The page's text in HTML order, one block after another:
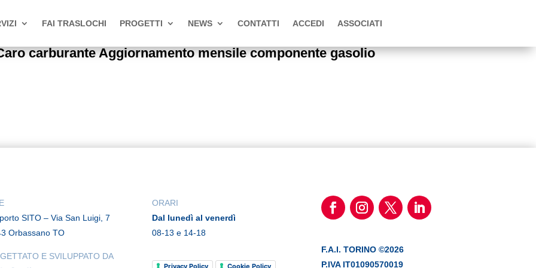
FAI TRASLOCHI PROGETTI NEWS CONTATTI ACCEDI ASSOCIATI
carburante Aggiornamento mensile componente gasolio
SITO – Via San Luigi, 7
Orbassano TO
E SVILUPPATO DA
ORARI
Dal lunedì al venerdì
08-13 e 14-18
Privacy Policy Cookie Policy
F.A.I. TORINO ©2026
P.IVA IT01090570019